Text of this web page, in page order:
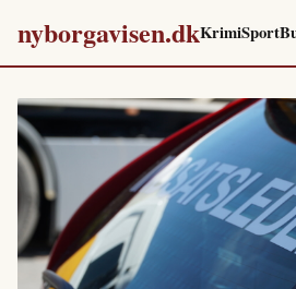
nyborgavisen.dkKrimiSport